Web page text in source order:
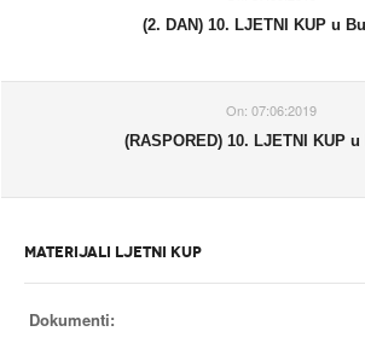
(2. DAN) 10. LJETNI KUP u
On: 07:06:2019
(RASPORED) 10. LJETNI KUP
MATERIJALI LJETNI KUP
Dokumenti: